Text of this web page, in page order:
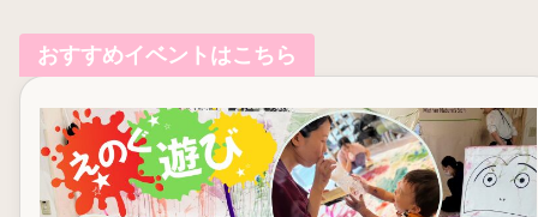
おすすめイベントはこちら